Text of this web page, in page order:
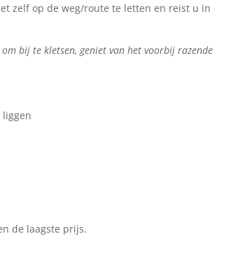
zelf op de weg/route te letten en reist u in
bij te kletsen, geniet van het voorbij razende
de laagste prijs.